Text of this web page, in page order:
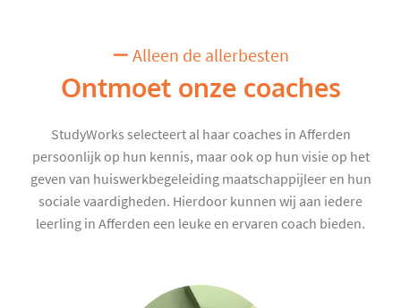
Alleen de allerbesten
Ontmoet onze coaches
StudyWorks selecteert al haar coaches in Afferden
persoonlijk op hun kennis, maar ook op hun visie op het
geven van huiswerkbegeleiding maatschappijleer en hun
sociale vaardigheden. Hierdoor kunnen wij aan iedere
leerling in Afferden een leuke en ervaren coach bieden.